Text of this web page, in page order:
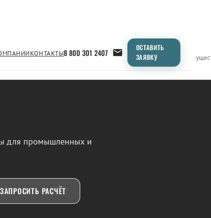
КОНТАКТЫ8 800 301 2407
ОСТАВИТЬ
ЗАЯВКУ
Применение Продукция ТипоразмерыСравнение
для промышленных и
ЗАПРОСИТЬ РАСЧЁТ